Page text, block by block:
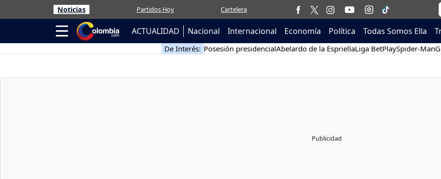
Noticias Partidos Hoy Cartelera
ACTUALIDAD Nacional Internacional Economía Política Todas Somos Ella
De Interés: Posesión presidencialAbelardo de la EspriellaLiga BetPlaySpider-Man